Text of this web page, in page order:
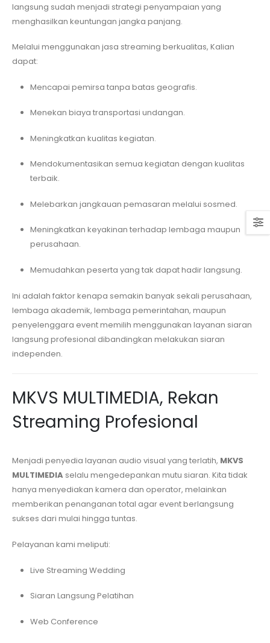
langsung sudah menjadi strategi penyampaian yang
menghasilkan keuntungan jangka panjang.
Melalui menggunakan jasa streaming berkualitas, Kalian
dapat:
Mencapai pemirsa tanpa batas geografis.
Menekan biaya transportasi undangan.
Meningkatkan kualitas kegiatan.
Mendokumentasikan semua kegiatan dengan kualitas
terbaik.
Melebarkan jangkauan pemasaran melalui sosmed.
Meningkatkan keyakinan terhadap lembaga maupun
perusahaan.
Memudahkan peserta yang tak dapat hadir langsung.
Ini adalah faktor kenapa semakin banyak sekali perusahaan,
lembaga akademik, lembaga pemerintahan, maupun
penyelenggara event memilih menggunakan layanan siaran
langsung profesional dibandingkan melakukan siaran
independen.
MKVS MULTIMEDIA, Rekan
Streaming Profesional
Menjadi penyedia layanan audio visual yang terlatih, MKVS
MULTIMEDIA selalu mengedepankan mutu siaran. Kita tidak
hanya menyediakan kamera dan operator, melainkan
memberikan penanganan total agar event berlangsung
sukses dari mulai hingga tuntas.
Pelayanan kami meliputi:
Live Streaming Wedding
Siaran Langsung Pelatihan
Web Conference